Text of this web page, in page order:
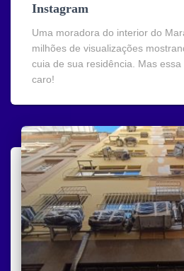
Instagram
Uma moradora do interior do
milhões de visualizações
cuia de sua residência. Mas
caro!